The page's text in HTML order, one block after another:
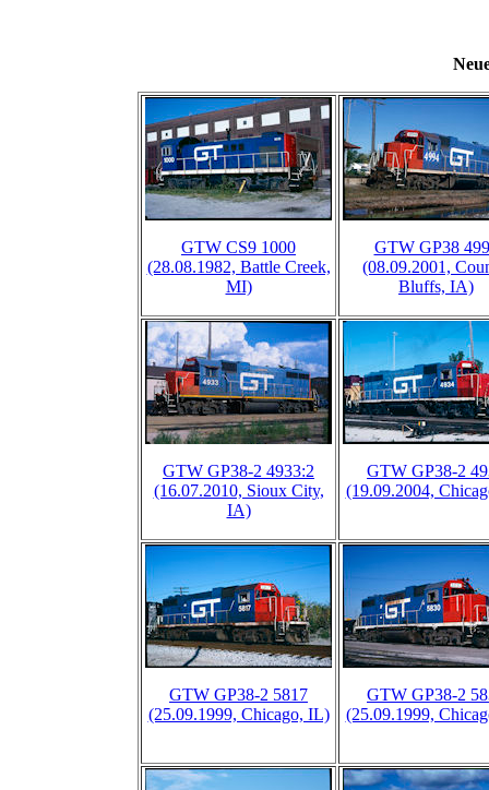
GTW CS9 1000
(28.08.1982, Battle Creek,
MI)
GTW GP38
(08.09.2001,
Bluffs, IA)
GTW GP38-2 4933:2
(16.07.2010, Sioux City,
IA)
GTW GP38-2
(19.09.2004,
GTW GP38-2 5817
(25.09.1999, Chicago, IL)
GTW GP38-2
(25.09.1999,